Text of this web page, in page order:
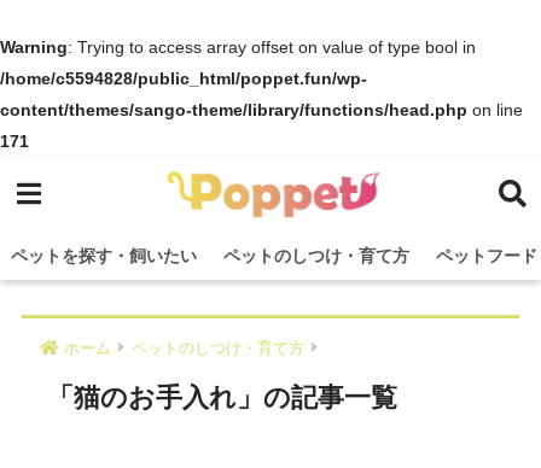
Warning: Trying to access array offset on value of type bool in
/home/c5594828/public_html/poppet.fun/wp-
content/themes/sango-theme/library/functions/head.php on line
171
ペットを探す・飼いたい ペットのしつけ・育て方 ペットフー
ホーム ペットのしつけ・育て方
「猫のお手入れ」の記事一覧